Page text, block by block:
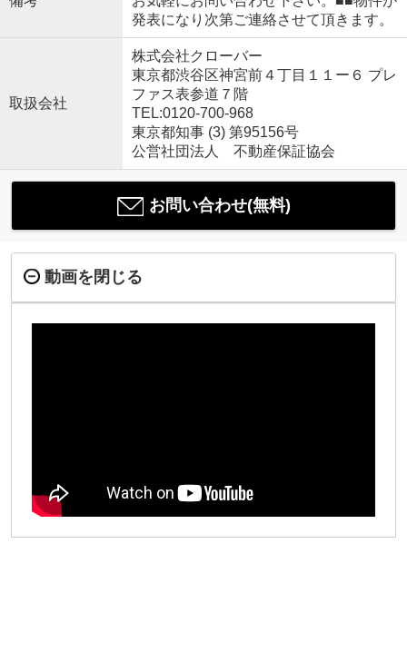
発表になり次第ご連絡させて頂きます。
取扱会社
株式会社クローバー
東京都渋谷区神宮前４丁目１１ー６ プレ
ファス表参道７階
TEL:0120-700-968
東京都知事 (3) 第95156号
公営社団法人 不動産保証協会
お問い合わせ(無料)
動画を閉じる